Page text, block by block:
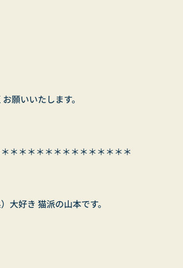
願いいたします。
＊＊＊＊＊＊＊＊＊＊＊＊＊＊
大好き 猫派の山本です。